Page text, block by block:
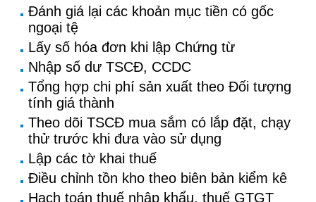
Đánh giá lại các khoản mục tiền có gốc
ngoại tệ
Lấy số hóa đơn khi lập Chứng từ
Nhập số dư TSCĐ, CCDC
Tổng hợp chi phí sản xuất theo Đối tượng
tính giá thành
Theo dõi TSCĐ mua sắm có lắp đặt, chạy
thử trước khi đưa vào sử dụng
Lập các tờ khai thuế
Điều chỉnh tồn kho theo biên bản kiểm kê
Hạch toán thuế nhập khẩu, thuế GTGT